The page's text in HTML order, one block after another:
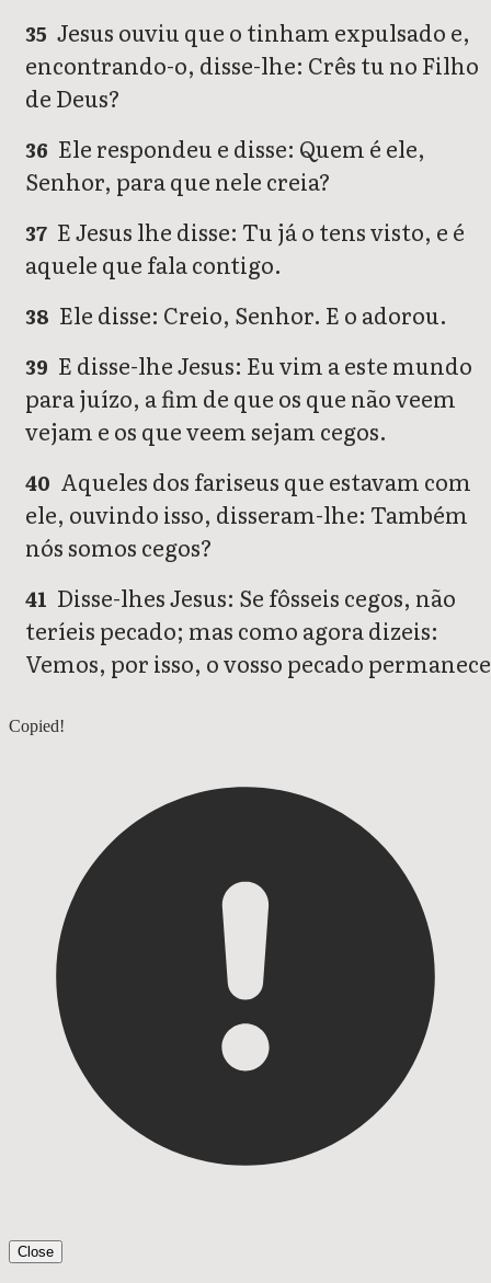
35 Jesus ouviu que o tinham expulsado e,
encontrando-o, disse-lhe: Crês tu no Filho
de Deus?
36 Ele respondeu e disse: Quem é ele,
Senhor, para que nele creia?
37 E Jesus lhe disse: Tu já o tens visto, e é
aquele que fala contigo.
38 Ele disse: Creio, Senhor. E o adorou.
39 E disse-lhe Jesus: Eu vim a este mundo
para juízo, a fim de que os que não veem
vejam e os que veem sejam cegos.
40 Aqueles dos fariseus que estavam com
ele, ouvindo isso, disseram-lhe: Também
nós somos cegos?
41 Disse-lhes Jesus: Se fôsseis cegos, não
teríeis pecado; mas como agora dizeis:
Vemos, por isso, o vosso pecado
João 8 João 10
Copied!
Close